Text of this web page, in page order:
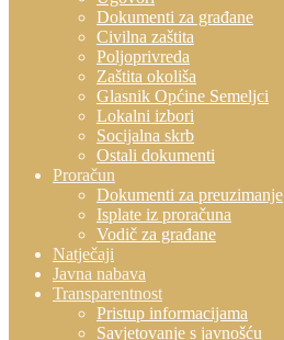
Dokumenti za građane
Civilna zaštita
Poljoprivreda
Zaštita okoliša
Glasnik Općine Semeljci
Lokalni izbori
Socijalna skrb
Ostali dokumenti
Proračun
Dokumenti za preuzimanje
Isplate iz proračuna
Vodič za građane
Natječaji
Javna nabava
Transparentnost
Pristup informacijama
Savjetovanje s javnošću